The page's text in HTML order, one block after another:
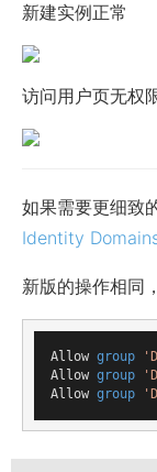
新建实例正常
访问用户页无权
如果需要更细致
Identity
新版的操作相同
Allow group
Allow group
Allow group